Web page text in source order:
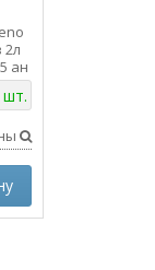
2л
ан
шт.